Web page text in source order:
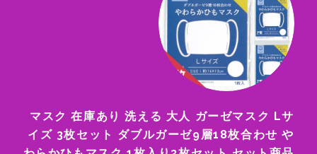
マスク 在庫あり 洗える 大人 ガーゼマスク Lサ
イズ 3枚セット ダブルガーゼ9層18枚合わせ や